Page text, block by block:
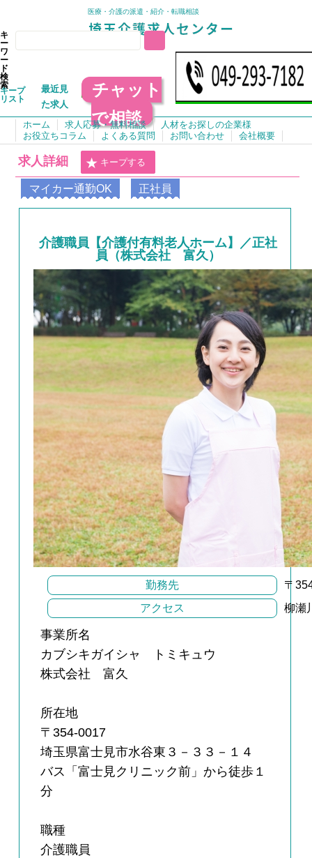
医療・介護の派遣・紹介・転職相談
キ
ー
ワ
ー
ド
検
索
キープ
リスト
最近見
た求人
チャット
で相談
ホーム 求人応募・無料相談
人材をお探しの企業様
お役立ちコラム
よくある質問 お問い合わせ 会社概要
求人詳細 キープする
マイカー通勤OK 正社員
介護職員【介護付有料老人ホーム】／正社
員（株式会社 富久）
勤務先
〒
アクセス
柳瀬
事業所名
カブシキガイシャ トミキュウ
株式会社 富久
所在地
〒354-0017
埼玉県富士見市水谷東３－３３－１４
バス「富士見クリニック前」から徒歩１
分
職種
介護職員